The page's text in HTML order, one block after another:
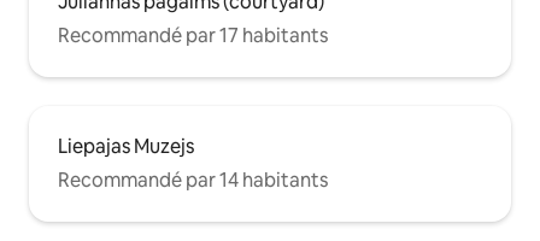
Recommandé par 17 habitants
Liepajas Muzejs
Recommandé par 14 habitants